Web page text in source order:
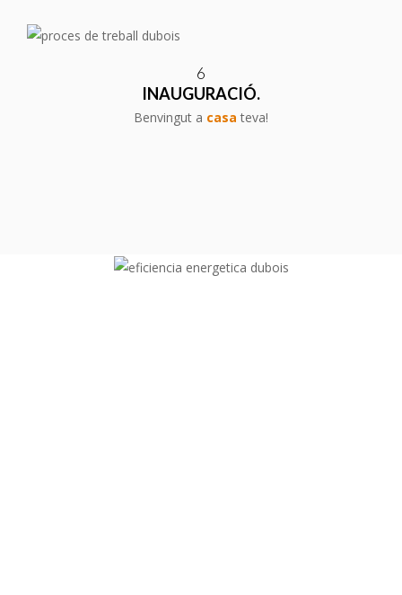
6
INAUGURACIÓ.
Benvingut a casa teva!